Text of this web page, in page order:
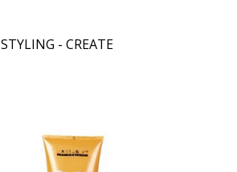
STYLING - CREATE